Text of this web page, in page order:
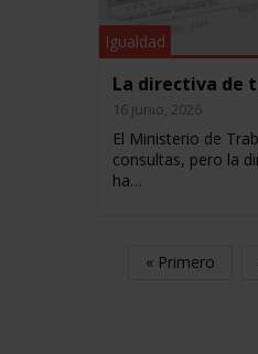
Igualdad
La directiva de
16 junio, 2026
El Ministerio de
consultas, pero la
ha…
« Primero